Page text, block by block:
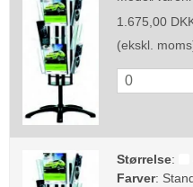
1.675,00
(ekskl.
Størrelse:
Farver: